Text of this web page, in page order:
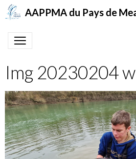
AAPPMA du Pays de
Img 20230204